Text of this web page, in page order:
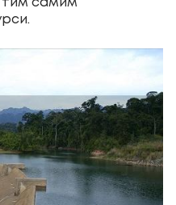
тим самим